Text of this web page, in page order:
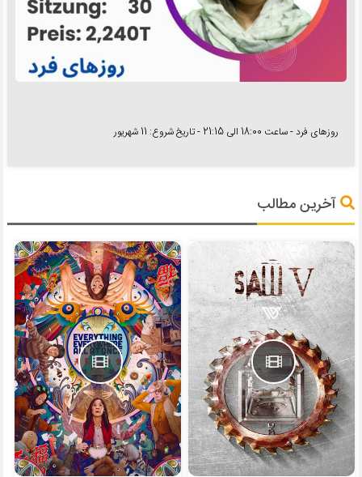
روزهای فرد - ساعت 18:00 الی 21:15 - تاریخ شروع: 11 شهریور
آخرین مطالب